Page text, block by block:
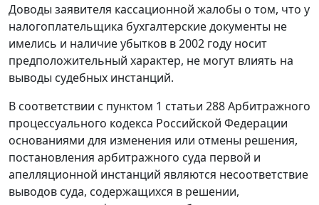
Доводы заявителя кассационной жалобы о том, что у
налогоплательщика бухгалтерские документы не
имелись и наличие убытков в 2002 году носит
предположительный характер, не могут влиять на
выводы судебных инстанций.
В соответствии с пунктом 1 статьи 288Арбитражного
процессуального кодекса Российской Федерации
основаниями для изменения или отмены решения,
постановления арбитражного суда первой и
апелляционной инстанций являются несоответствие
выводов суда, содержащихся в решении,